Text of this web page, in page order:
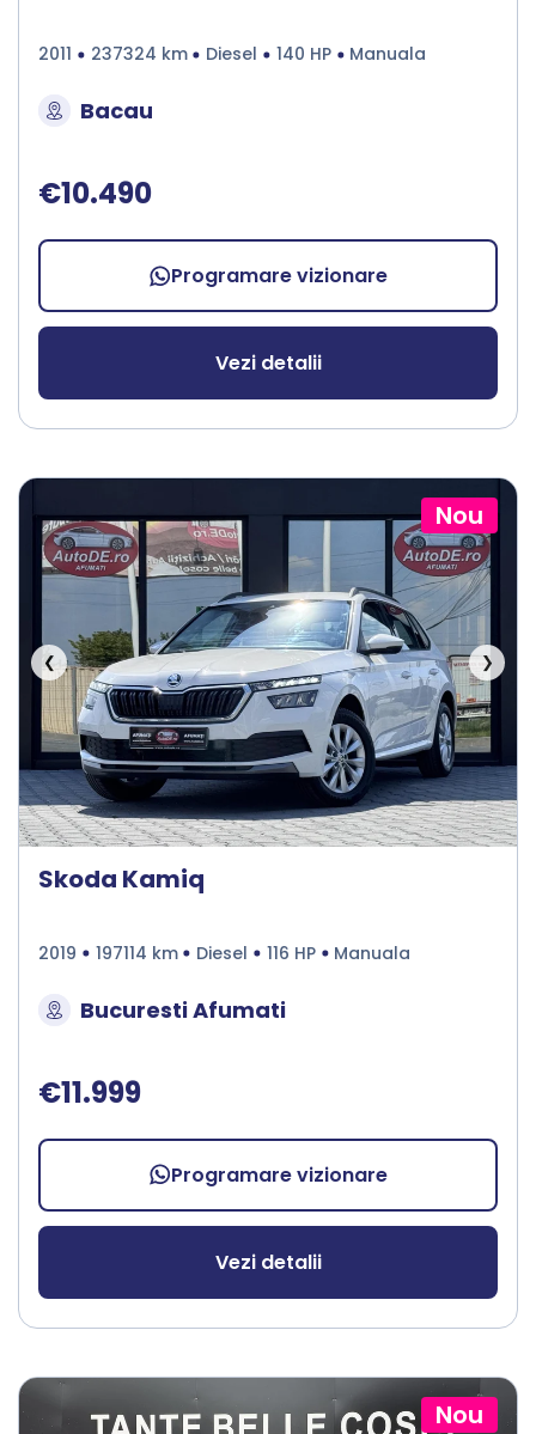
2011 237324 km Diesel 140 HP Manuala
Bacau
€10.490
Programare vizionare
Vezi detalii
Nou
❮ ❯
Skoda Kamiq
2019 197114 km Diesel 116 HP Manuala
Bucuresti Afumati
€11.999
Programare vizionare
Vezi detalii
Nou